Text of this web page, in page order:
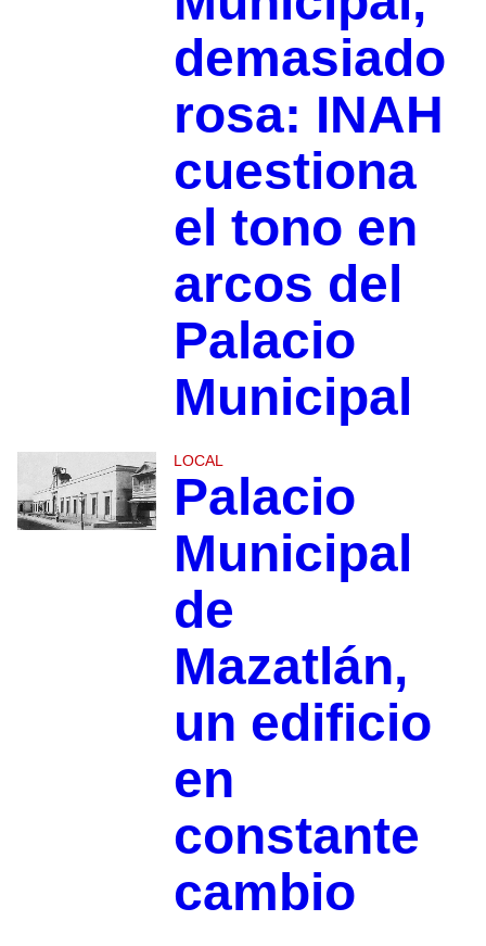
demasiado
rosa: INAH
cuestiona
el tono en
arcos del
Palacio
Municipal
LOCAL
Palacio
Municipal
de
Mazatlán,
un edificio
en
constante
cambio